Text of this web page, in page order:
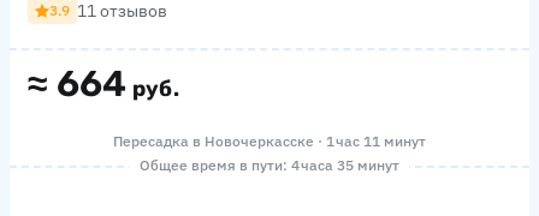
≈ 664 руб.
3.9 11 отзывов
Пересадка в Новочеркасске · 1 час 11 минут
Общее время в пути: 4 часа 35 минут